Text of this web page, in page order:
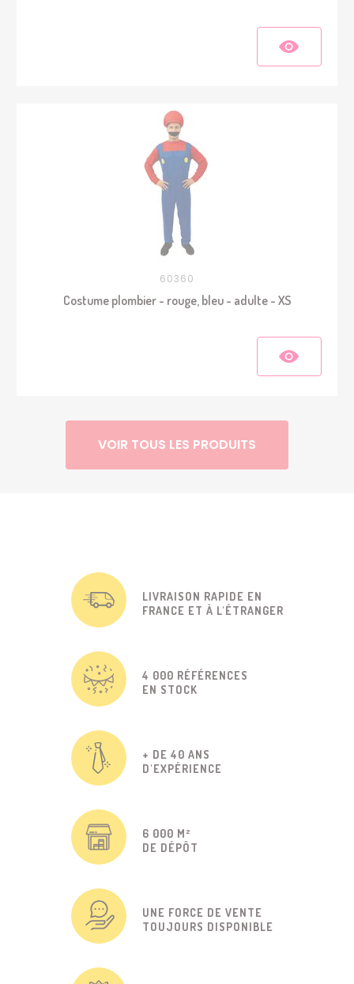
60360
Costume plombier - rouge, bleu - adulte - XS
VOIR TOUS LES PRODUITS
LIVRAISON RAPIDE EN
FRANCE ET À L'ÉTRANGER
4 000 RÉFÉRENCES
EN STOCK
+ DE 40 ANS
D'EXPÉRIENCE
6 000 M²
DE DÉPÔT
UNE FORCE DE VENTE
TOUJOURS DISPONIBLE